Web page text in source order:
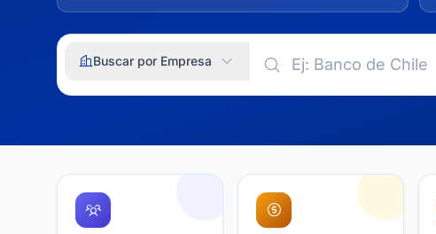
Buscar por Empresa